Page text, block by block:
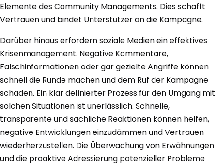
Elemente des Community Managements. Dies schafft
Vertrauen und bindet Unterstützer an die Kampagne.
Darüber hinaus erfordern soziale Medien ein effektives
Krisenmanagement. Negative Kommentare,
Falschinformationen oder gar gezielte Angriffe können
schnell die Runde machen und dem Ruf der Kampagne
schaden. Ein klar definierter Prozess für den Umgang mit
solchen Situationen ist unerlässlich. Schnelle,
transparente und sachliche Reaktionen können helfen,
negative Entwicklungen einzudämmen und Vertrauen
wiederherzustellen. Die Überwachung von Erwähnungen
und die proaktive Adressierung potenzieller Probleme